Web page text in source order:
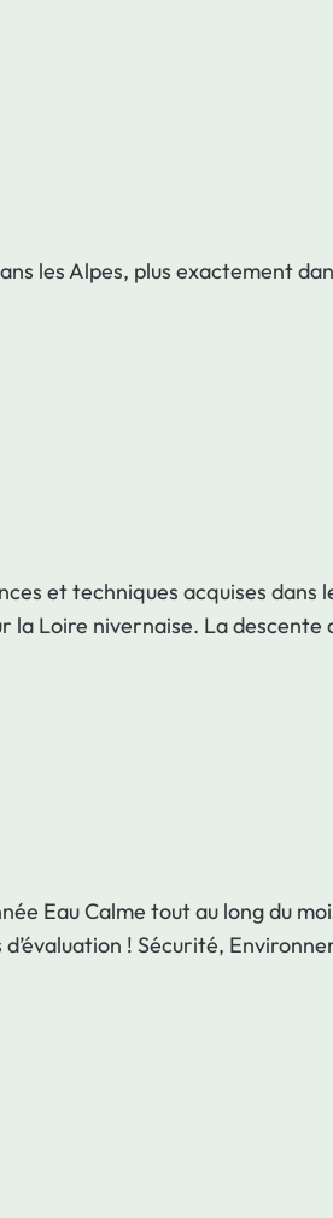
les Alpes, plus exactement
et techniques acquises dans
la Loire nivernaise. La
Eau Calme tout au long du
! Sécurité,